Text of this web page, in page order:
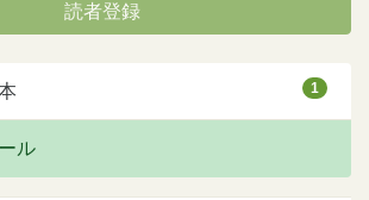
読者登録
1
ル